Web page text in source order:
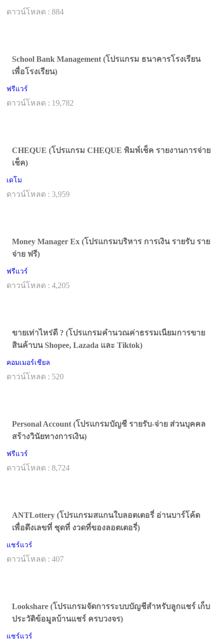
ดาวน์โหลด : 884
School Bank Management (โปรแกรม ธนาคารโรงเรียน
เพื่อโรงเรียน)
ฟรีแวร์
ดาวน์โหลด : 19,782
CHEQUE (โปรแกรม CHEQUE พิมพ์เช็ค รายงานการจ่าย
เช็ค)
เดโม
ดาวน์โหลด : 3,959
Money Manager Ex (โปรแกรมบริหาร การเงิน รายรับ ราย
จ่าย ฟรี)
ฟรีแวร์
ดาวน์โหลด : 4,205
ขายเท่าไหร่ดี ? (โปรแกรมคำนวณค่าธรรมเนียมการขาย
สินค้าบน Shopee, Lazada และ Tiktok)
คอมเมอร์เชียล
ดาวน์โหลด : 520
Personal Account (โปรแกรมบัญชี รายรับ-จ่าย ส่วนบุคคล
สร้างวินัยทางการเงิน)
ฟรีแวร์
ดาวน์โหลด : 8,724
ANTLottery (โปรแกรมสแกนใบลอตเตอรี่ อ่านบาร์โค้ด
เพื่อดึงเลขที่ ชุดที่ งวดที่ของลอตเตอรี่)
แชร์แวร์
ดาวน์โหลด : 407
Lookshare (โปรแกรมจัดการระบบบัญชีสำหรับลูกแชร์ เก็บ
ประวัติข้อมูลบ้านแชร์ ครบวงจร)
แชร์แวร์